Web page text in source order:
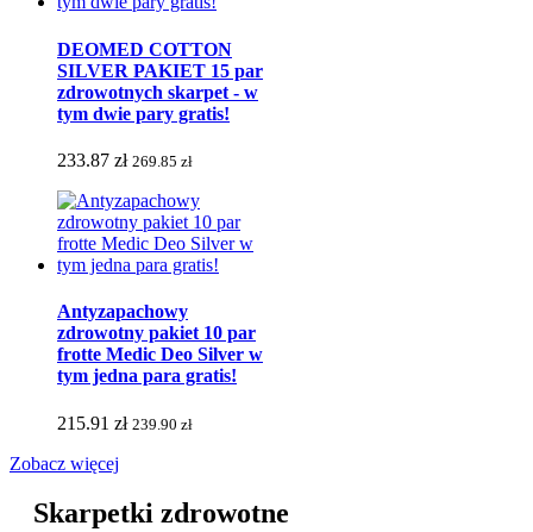
DEOMED COTTON
SILVER PAKIET 15 par
zdrowotnych skarpet - w
tym dwie pary gratis!
233.87 zł 269.85 zł
Antyzapachowy
zdrowotny pakiet 10 par
frotte Medic Deo Silver w
tym jedna para gratis!
215.91 zł 239.90 zł
Zobacz więcej
Skarpetki zdrowotne